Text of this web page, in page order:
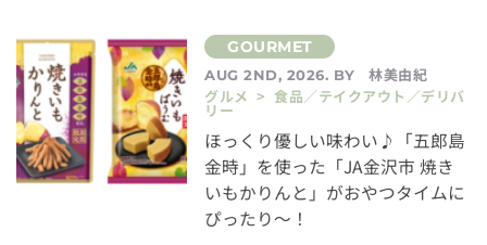
AUG 2ND, 2026. BY
林美由紀
グルメ > 食品／テイクアウト／デリバ
リー
ほっくり優しい味わい♪「五郎島
金時」を使った「JA金沢市 焼き
いもかりんと」がおやつタイムに
ぴったり～！